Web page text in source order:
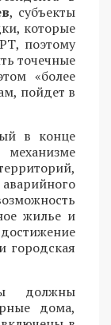
, субъекты
которые
поэтому
точечные
«более
пойдет в
в конце
жилье и
городская
должны
дома,